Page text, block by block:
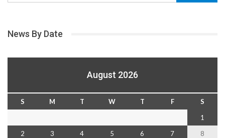
News By Date
August 2026
S M T W T F
S
1
2
3 4 5 6 7
8